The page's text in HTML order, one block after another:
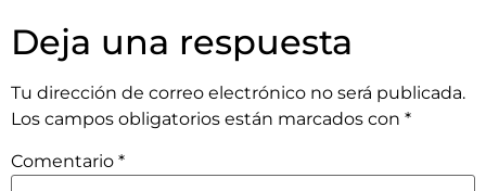
Deja una respuesta
Tu dirección de correo electrónico no será publicada.
Los campos obligatorios están marcados con *
Comentario *